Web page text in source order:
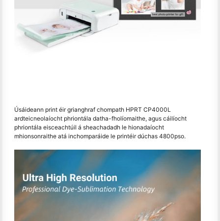
Úsáideann print éir grianghraf chompath HPRT CP4000L
ardteicneolaíocht phriontála datha-fholíomaithe, agus cáilíocht
phriontála eisceachtúil á sheachadadh le hionadaíocht
mhionsonraithe atá inchomparáide le printéir dúchas 4800pso.